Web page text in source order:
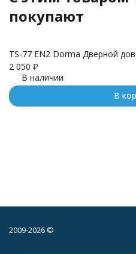
покупают
TS-77 EN2 Dorma Дверной
2 050 ₽
В наличии
В
2009-2026 ©